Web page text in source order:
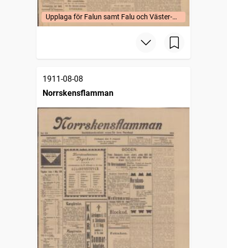
Upplaga för Falun samt Falu och Väster-
Bergslags fögderier (uppl. a).
1911-08-08
Norrskensflamman